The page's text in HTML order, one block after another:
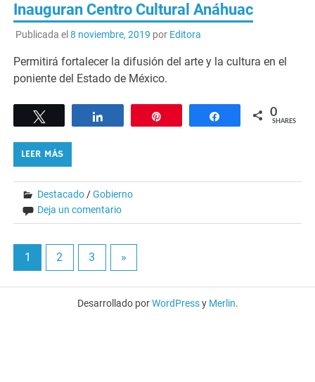
Inauguran Centro Cultural Anáhuac
Publicada el 8 noviembre, 2019 por Editora
Permitirá fortalecer la difusión del arte y la cultura en el
poniente del Estado de México.
Share 0
SHARES
LEER MÁS
Destacado /Gobierno
Deja un comentario
1 2 3 »
Desarrollado porWordPressy Merlin.